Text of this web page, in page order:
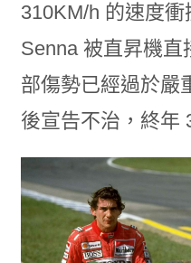
310KM/h 的速度
Senna 被直昇機直
部傷勢已經過於嚴
後宣告不治，終年